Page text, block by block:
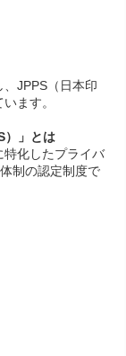
JPPS（日本印
ます。
）」とは
特化したプライバ
制の認定制度で